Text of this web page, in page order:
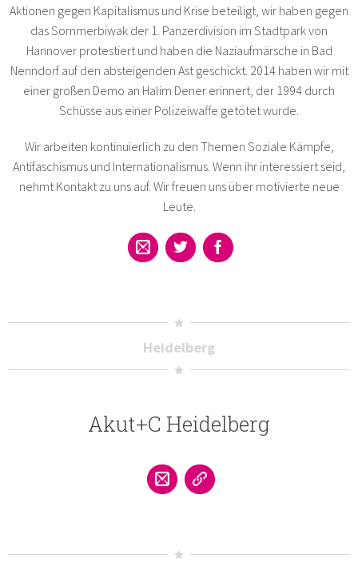
Aktionen gegen Kapitalismus und Krise beteiligt, wir haben gegen
das Sommerbiwak der 1. Panzerdivision im Stadtpark von
Hannover protestiert und haben die Naziaufmärsche in Bad
Nenndorf auf den absteigenden Ast geschickt. 2014 haben wir mit
einer großen Demo an Halim Dener erinnert, der 1994 durch
Schüsse aus einer Polizeiwaffe getötet wurde.
Wir arbeiten kontinuierlich zu den Themen Soziale Kämpfe,
Antifaschismus und Internationalismus. Wenn ihr interessiert seid,
nehmt Kontakt zu uns auf. Wir freuen uns über motivierte neue
Leute.
Heidelberg
Akut+C Heidelberg